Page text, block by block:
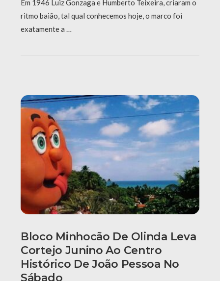
Em 1946 Luiz Gonzaga e Humberto Teixeira, criaram o
ritmo baião, tal qual conhecemos hoje, o marco foi
exatamente a …
Bloco Minhocão De Olinda Leva
Cortejo Junino Ao Centro
Histórico De João Pessoa No
Sábado